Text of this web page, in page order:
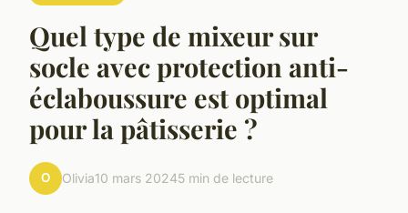
Quel type de mixeur sur
socle avec protection anti-
éclaboussure est optimal
pour la pâtisserie ?
O Olivia10 mars 20245 min de lecture